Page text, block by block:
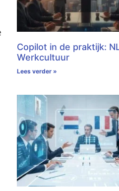
Copilot in de praktijk:
Werkcultuur
Lees verder »